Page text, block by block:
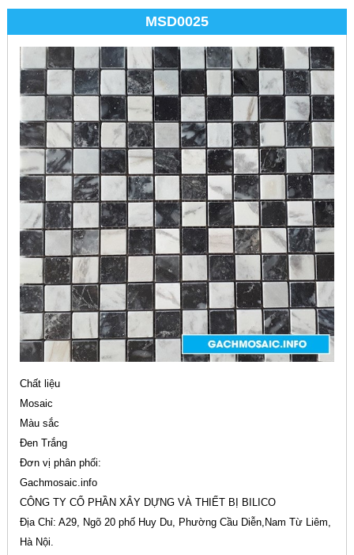
Gạch Mosaic Bể Bơi (Hồ Bơi) MSD0025
MSD0025
Chất liệu
Mosaic
Màu sắc
Đen Trắng
Đơn vị phân phối:
Gachmosaic.info
CÔNG TY CỔ PHẦN XÂY DỰNG VÀ THIẾT BỊ BILICO
Địa Chỉ: A29, Ngõ 20 phố Huy Du, Phường Cầu Diễn,Nam Từ Liêm,
Hà Nội.